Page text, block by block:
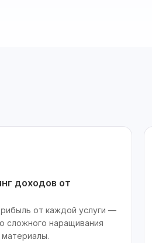
доходов от
от каждой услуги —
сложного наращивания
материалы.